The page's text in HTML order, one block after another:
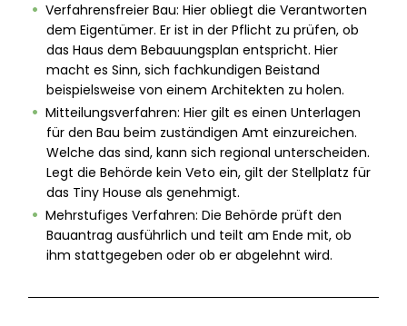
Verfahrensfreier Bau: Hier obliegt die Verantworten
dem Eigentümer. Er ist in der Pflicht zu prüfen, ob
das Haus dem Bebauungsplan entspricht. Hier
macht es Sinn, sich fachkundigen Beistand
beispielsweise von einem Architekten zu holen.
Mitteilungsverfahren: Hier gilt es einen Unterlagen
für den Bau beim zuständigen Amt einzureichen.
Welche das sind, kann sich regional unterscheiden.
Legt die Behörde kein Veto ein, gilt der Stellplatz für
das Tiny House als genehmigt.
Mehrstufiges Verfahren: Die Behörde prüft den
Bauantrag ausführlich und teilt am Ende mit, ob
ihm stattgegeben oder ob er abgelehnt wird.